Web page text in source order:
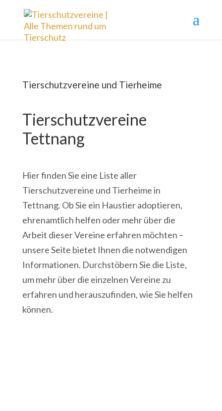
Tierschutzvereine und Tierheime
Tierschutzvereine
Tettnang
Hier finden Sie eine Liste aller
Tierschutzvereine und Tierheime in
Tettnang. Ob Sie ein Haustier adoptieren,
ehrenamtlich helfen oder mehr über die
Arbeit dieser Vereine erfahren möchten –
unsere Seite bietet Ihnen die notwendigen
Informationen. Durchstöbern Sie die Liste,
um mehr über die einzelnen Vereine zu
erfahren und herauszufinden, wie Sie helfen
können.